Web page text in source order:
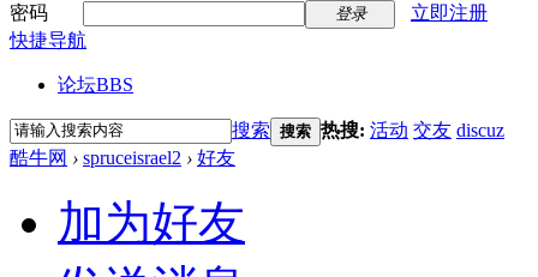
密码
登录
立即注册
快捷导航
论坛BBS
搜索 搜索 热搜: 活动 交友 discuz
酷牛网 › spruceisrael2 › 好友
加为好友